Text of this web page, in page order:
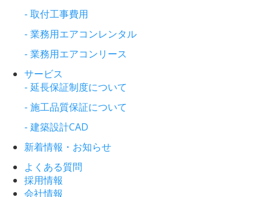
- 取付工事費用
- 業務用エアコンレンタル
- 業務用エアコンリース
サービス
- 延長保証制度について
- 施工品質保証について
- 建築設計CAD
新着情報・お知らせ
よくある質問
採用情報
会社情報